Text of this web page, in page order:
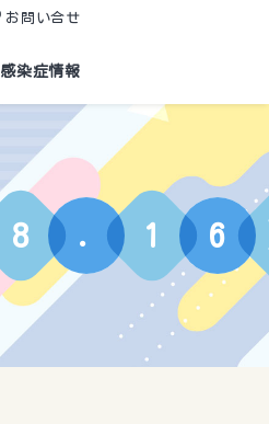
お問い合せ
感染症情報
8 . 1 6